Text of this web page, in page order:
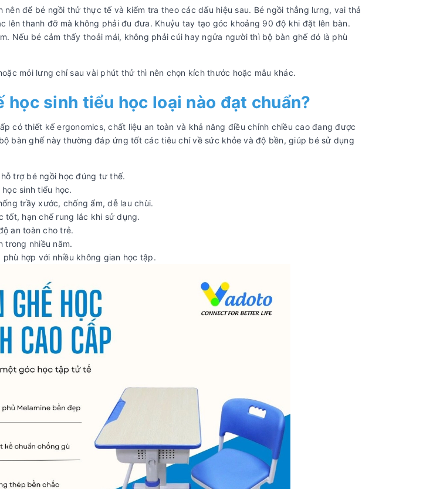
nên để bé ngồi thử thực tế và kiểm tra theo các dấu hiệu sau. Bé ngồi thẳng lưng, vai thả
lên thanh đỡ mà không phải đu đưa. Khuỷu tay tạo góc khoảng 90 độ khi đặt lên bàn.
Nếu bé cảm thấy thoải mái, không phải cúi hay ngửa người thì bộ bàn ghế đó là phù
mỏi lưng chỉ sau vài phút thử thì nên chọn kích thước hoặc mẫu khác.
học sinh tiểu học loại nào đạt chuẩn?
có thiết kế ergonomics, chất liệu an toàn và khả năng điều chỉnh chiều cao đang được
bàn ghế này thường đáp ứng tốt các tiêu chí về sức khỏe và độ bền, giúp bé sử dụng
trợ bé ngồi học đúng tư thế.
sinh tiểu học.
trầy xước, chống ẩm, dễ lau chùi.
tốt, hạn chế rung lắc khi sử dụng.
an toàn cho trẻ.
trong nhiều năm.
hợp với nhiều không gian học tập.